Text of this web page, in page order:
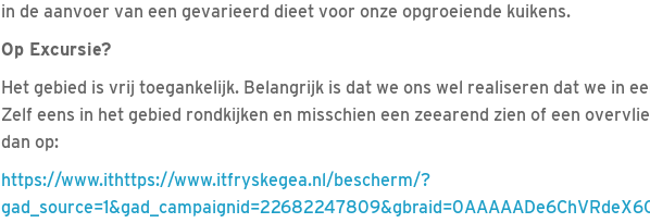
in de aanvoer van een gevarieerd dieet voor onze opgroeiende kuikens.
Op Excursie?
Het gebied is vrij toegankelijk. Belangrijk is dat we ons wel realiseren dat we in
Zelf eens in het gebied rondkijken en misschien een zeearend zien of een
dan op:
https://www.ithttps://www.itfryskegea.nl/bescherm/?